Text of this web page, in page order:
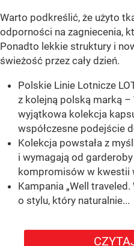
Warto podkreślić, że użyto
odporności na zagniecenia,
Ponadto lekkie struktury i
świeżość przez cały dzień.
Polskie Linie Lotnicze
z kolejną polską marką
wyjątkowa kolekcja
współczesne podejście
Kolekcja powstała z
i wymagają od
kompromisów w kwestii
Kampania „Well
o stylu, który naturalnie...